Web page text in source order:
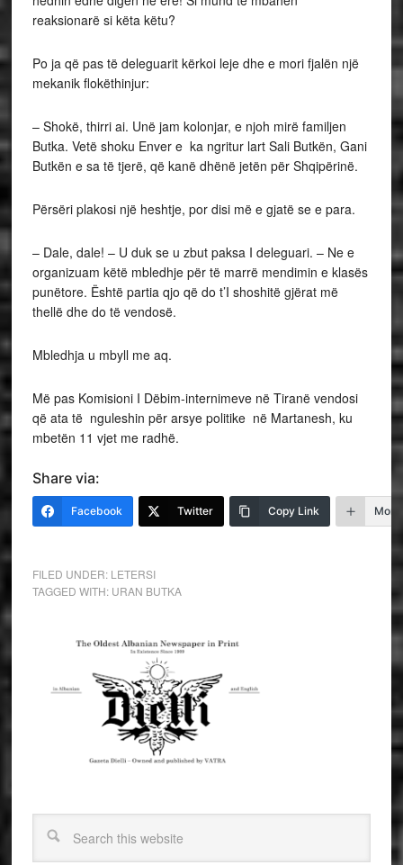
reaksionarë si këta këtu?
Po ja që pas të deleguarit kërkoi leje dhe e mori fjalën një
mekanik flokëthinjur:
– Shokë, thirri ai. Unë jam kolonjar, e njoh mirë familjen
Butka. Vetë shoku Enver e ka ngritur lart Sali Butkën, Gani
Butkën e sa të tjerë, që kanë dhënë jetën për Shqipërinë.
Përsëri plakosi një heshtje, por disi më e gjatë se e para.
– Dale, dale! – U duk se u zbut paksa I deleguari. – Ne e
organizuam këtë mbledhje për të marrë mendimin e klasës
punëtore. Është partia qjo që do t’I shoshitë gjërat më
thellë dhe do të vendosë.
Mbledhja u mbyll me aq.
Më pas Komisioni I Dëbim-internimeve në Tiranë vendosi
që ata të nguleshin për arsye politike në Martanesh, ku
mbetën 11 vjet me radhë.
Share via:
Facebook Twitter Copy Link More
FILED UNDER: LETERSI
TAGGED WITH: URAN BUTKA